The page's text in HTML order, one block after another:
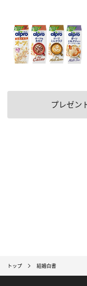
プレゼン
トップ 結婚白書